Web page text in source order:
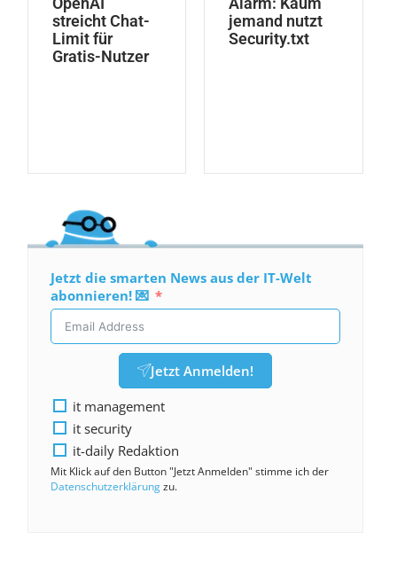
streicht Chat-
Limit für
Gratis-Nutzer
jemand nutzt
Security.txt
Jetzt die smarten News aus der IT-Welt
abonnieren! 💌
Jetzt Anmelden!
it management
it security
it-daily Redaktion
Mit Klick auf den Button "Jetzt Anmelden" stimme ich der
Datenschutzerklärungzu.